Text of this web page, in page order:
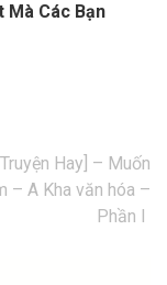
Mà Các Bạn
Hay] – Muốn
– A Kha văn hóa –
Phần I